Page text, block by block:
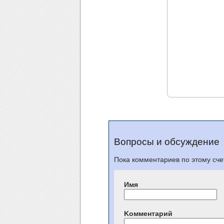
Вопросы и обсуждение
Пока комментариев по этому
Имя
Kомментарий